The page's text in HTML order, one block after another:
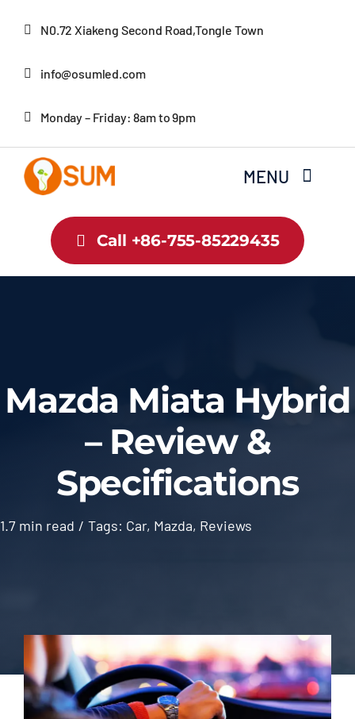
N0.72 Xiakeng Second Road,Tongle Town
info@osumled.com
Monday – Friday: 8am to 9pm
MENU
Home Call +86-755-85229435
Mazda Miata Hybrid
– Review &
Specifications
1.7 min read / Tags: Car, Mazda, Reviews